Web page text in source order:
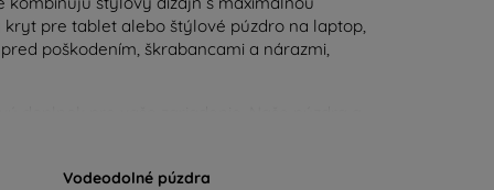
pre tablet alebo štýlové púzdro na laptop,
poškodením, škrabancami a nárazmi,
vášho každodenného outfitu. Pre
sme tu práve pre vás.
Vodeodolné púzdra